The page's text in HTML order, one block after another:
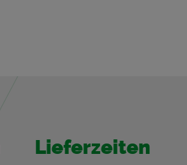
Lie­fer­zei­ten